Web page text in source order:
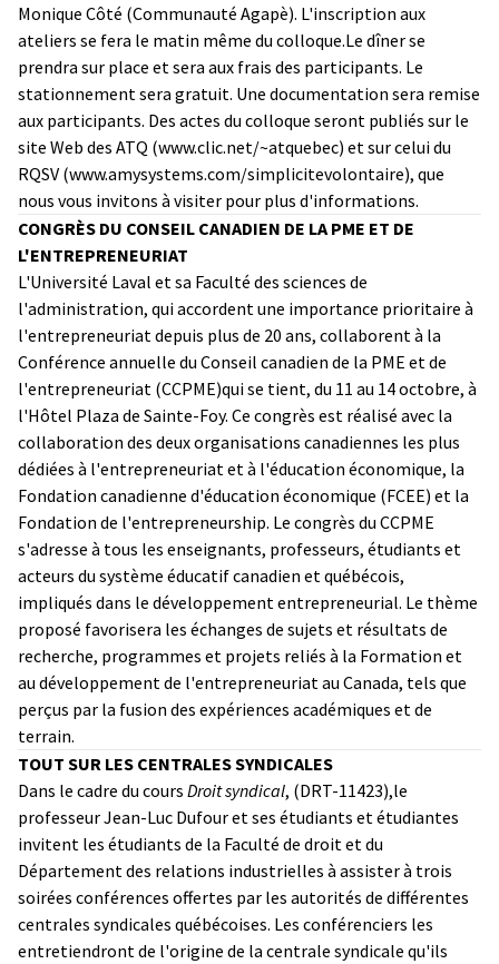
Monique Côté (Communauté Agapè). L'inscription aux
ateliers se fera le matin même du colloque.Le dîner se
prendra sur place et sera aux frais des participants. Le
stationnement sera gratuit. Une documentation sera remise
aux participants. Des actes du colloque seront publiés sur le
site Web des ATQ (www.clic.net/~atquebec) et sur celui du
RQSV (www.amysystems.com/simplicitevolontaire), que
nous vous invitons à visiter pour plus d'informations.
CONGRÈS DU CONSEIL CANADIEN DE LA PME ET DE
L'ENTREPRENEURIAT
L'Université Laval et sa Faculté des sciences de
l'administration, qui accordent une importance prioritaire à
l'entrepreneuriat depuis plus de 20 ans, collaborent à la
Conférence annuelle du Conseil canadien de la PME et de
l'entrepreneuriat (CCPME)qui se tient, du 11 au 14 octobre, à
l'Hôtel Plaza de Sainte-Foy. Ce congrès est réalisé avec la
collaboration des deux organisations canadiennes les plus
dédiées à l'entrepreneuriat et à l'éducation économique, la
Fondation canadienne d'éducation économique (FCEE) et la
Fondation de l'entrepreneurship. Le congrès du CCPME
s'adresse à tous les enseignants, professeurs, étudiants et
acteurs du système éducatif canadien et québécois,
impliqués dans le développement entrepreneurial. Le thème
proposé favorisera les échanges de sujets et résultats de
recherche, programmes et projets reliés à la Formation et
au développement de l'entrepreneuriat au Canada, tels que
perçus par la fusion des expériences académiques et de
terrain.
TOUT SUR LES CENTRALES SYNDICALES
Dans le cadre du cours Droit syndical, (DRT-11423),le
professeur Jean-Luc Dufour et ses étudiants et étudiantes
invitent les étudiants de la Faculté de droit et du
Département des relations industrielles à assister à trois
soirées conférences offertes par les autorités de différentes
centrales syndicales québécoises. Les conférenciers les
entretiendront de l'origine de la centrale syndicale qu'ils